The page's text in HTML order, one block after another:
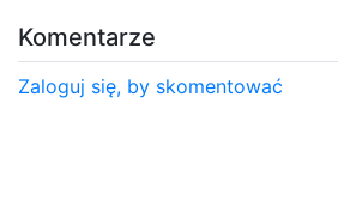
Komentarze
Zaloguj się, by skomentować